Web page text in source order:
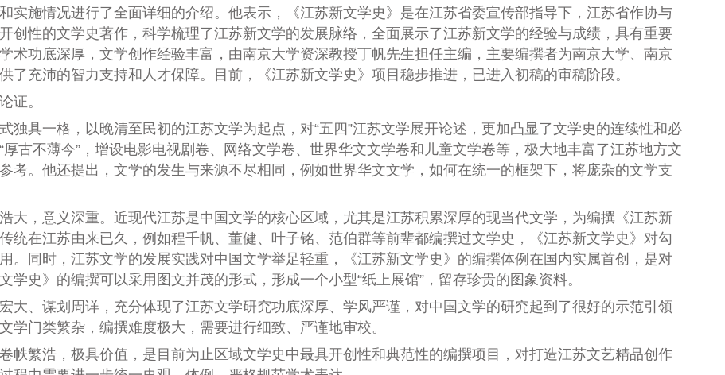
实施情况进行了全面详细的介绍。他表示，《江苏新文学史》是在江苏省委宣传部指导下，江苏省作协与
创性的文学史著作，科学梳理了江苏新文学的发展脉络，全面展示了江苏新文学的经验与成绩，具有重要
术功底深厚，文学创作经验丰富，由南京大学资深教授丁帆先生担任主编，主要编撰者为南京大学、南京
了充沛的智力支持和人才保障。目前，《江苏新文学史》项目稳步推进，已进入初稿的审稿阶段。
证。
独具一格，以晚清至民初的江苏文学为起点，对“五四”江苏文学展开论述，更加凸显了文学史的连续性和必
古不薄今”，增设电影电视剧卷、网络文学卷、世界华文文学卷和儿童文学卷等，极大地丰富了江苏地方文
考。他还提出，文学的发生与来源不尽相同，例如世界华文文学，如何在统一的框架下，将庞杂的文学支
大，意义深重。近现代江苏是中国文学的核心区域，尤其是江苏积累深厚的现当代文学，为编撰《江苏新
统在江苏由来已久，例如程千帆、董健、叶子铭、范伯群等前辈都编撰过文学史，《江苏新文学史》对勾
。同时，江苏文学的发展实践对中国文学举足轻重，《江苏新文学史》的编撰体例在国内实属首创，是对
史》的编撰可以采用图文并茂的形式，形成一个小型“纸上展馆”，留存珍贵的图象资料。
大、谋划周详，充分体现了江苏文学研究功底深厚、学风严谨， 对中国文学的研究起到了很好的示范引领
学门类繁杂，编撰难度极大，需要进行细致、严谨地审校。
帙繁浩，极具价值，是目前为止区域文学史中最具开创性和典范性的编撰项目，对打造江苏文艺精品创作